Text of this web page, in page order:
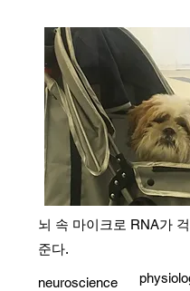
뇌 속 마이크로 RNA가
준다.
neuroscience